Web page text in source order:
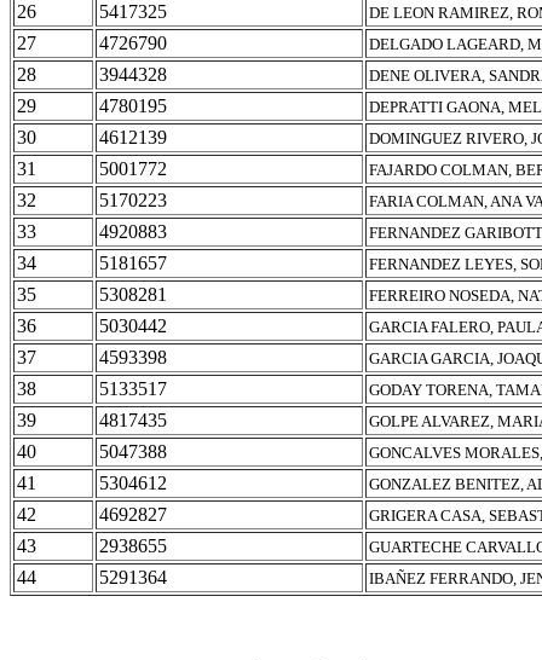
26 5417325 DE LEON RAMIREZ,
27 4726790 DELGADO LAGEARD,
28 3944328 DENE OLIVERA,
29 4780195 DEPRATTI GAONA,
30 4612139 DOMINGUEZ RIVERO,
31 5001772 FAJARDO COLMAN,
32 5170223 FARIA COLMAN, ANA
33 4920883 FERNANDEZ
34 5181657 FERNANDEZ LEYES,
35 5308281 FERREIRO NOSEDA,
36 5030442 GARCIA FALERO,
37 4593398 GARCIA GARCIA,
38 5133517 GODAY TORENA,
39 4817435 GOLPE ALVAREZ,
40 5047388 GONCALVES
41 5304612 GONZALEZ BENITEZ,
42 4692827 GRIGERA CASA,
43 2938655 GUARTECHE
44 5291364 IBAÑEZ FERRANDO,